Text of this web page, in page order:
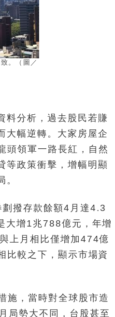
。（圖／
料分析，過去股民若賺
大幅逆轉。大家房屋企
頭領軍一路長紅，自然
等政策衝擊，增幅明顯
撥存款餘額4月達4.3
大增1兆788億元，年增
上月相比僅增加474億
比較之下，顯示市場資
施，當時對全球股市造
局勢大不同，台股甚至